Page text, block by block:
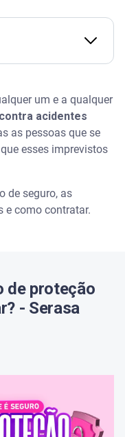
pessoais
pessoais
seguro contra
pessoais?
um e a qualquer
acidentes
as pessoas que se
esses imprevistos
de seguro, as
e como contratar.
de proteção
- Serasa